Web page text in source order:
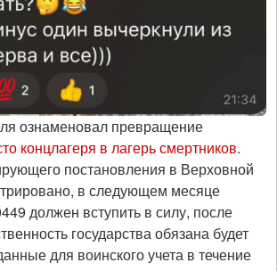
ознаменовал превращение
концлагеря в лагерь смертников.
постановления в Верховной
в следующем месяце
должен вступить в силу, после
государства обязана будет
для воинского учета в течение